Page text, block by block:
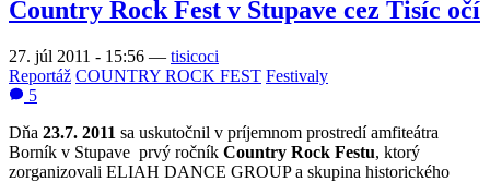
Country Rock Fest v Stupave cez Tisíc očí
27. júl 2011 - 15:56 — tisicoci
Reportáž COUNTRY ROCK FEST Festivaly
5
Dňa 23.7. 2011 sa uskutočnil v príjemnom prostredí amfiteátra
Borník v Stupave prvý ročník Country Rock Festu, ktorý
zorganizovali ELIAH DANCE GROUP a skupina historického